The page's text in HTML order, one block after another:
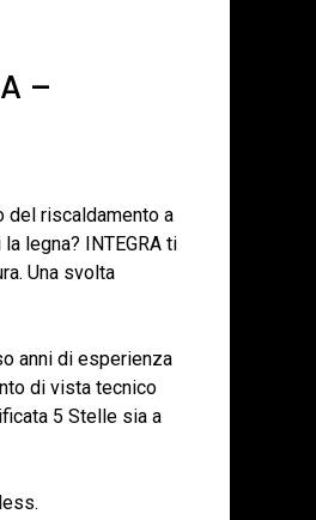
–
del riscaldamento a
legna? INTEGRA ti
Una svolta
anni di esperienza
di vista tecnico
5 Stelle sia a